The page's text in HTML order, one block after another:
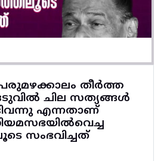
തീർത്ത
ചില സത്യങ്ങൾ
എന്നതാണ്
സംഭവിച്ചത്